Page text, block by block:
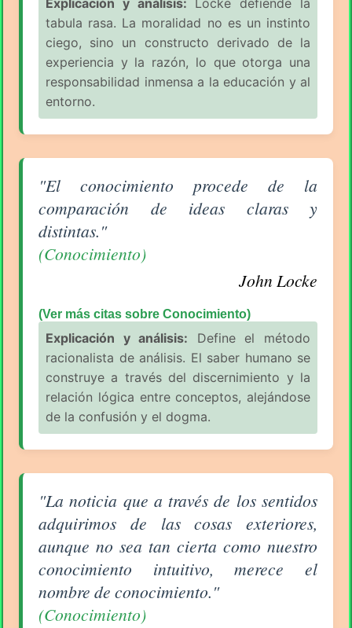
tabula rasa. La moralidad no es un instinto
ciego, sino un constructo derivado de la
experiencia y la razón, lo que otorga una
responsabilidad inmensa a la educación y al
entorno.
Aforismo sobre Conocimiento de John Locke
"El conocimiento procede de la
comparación de ideas claras y
distintas."
(Conocimiento)
John Locke
(Ver más citas sobre Conocimiento)
Explicación y análisis: Define el método
racionalista de análisis. El saber humano se
construye a través del discernimiento y la
relación lógica entre conceptos, alejándose
de la confusión y el dogma.
Aforismo sobre Conocimiento de John Locke
"La noticia que a través de los sentidos
adquirimos de las cosas exteriores,
aunque no sea tan cierta como nuestro
conocimiento intuitivo, merece el
nombre de conocimiento."
(Conocimiento)